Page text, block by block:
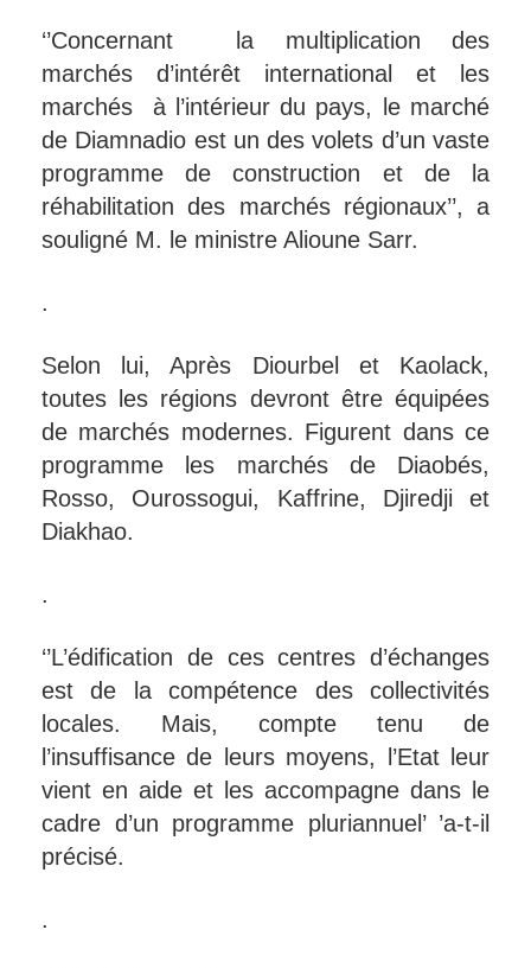
‘’Concernant la multiplication des
marchés d’intérêt international et les
marchés à l’intérieur du pays, le marché
de Diamnadio est un des volets d’un vaste
programme de construction et de la
réhabilitation des marchés régionaux’’, a
souligné M. le ministre Alioune Sarr.
.
Selon lui, Après Diourbel et Kaolack,
toutes les régions devront être équipées
de marchés modernes. Figurent dans ce
programme les marchés de Diaobés,
Rosso, Ourossogui, Kaffrine, Djiredji et
Diakhao.
.
‘’L’édification de ces centres d’échanges
est de la compétence des collectivités
locales. Mais, compte tenu de
l’insuffisance de leurs moyens, l’Etat leur
vient en aide et les accompagne dans le
cadre d’un programme pluriannuel’ ’a-t-il
précisé.
.